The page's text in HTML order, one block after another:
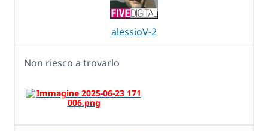
alessioV-2
Non riesco a trovarlo